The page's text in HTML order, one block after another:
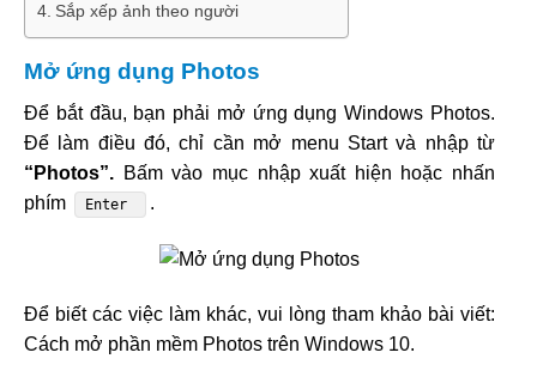
Sắp xếp ảnh theo người
Mở ứng dụng Photos
Để bắt đầu, bạn phải mở ứng dụng Windows Photos.
Để làm điều đó, chỉ cần mở menu Start và nhập từ
“Photos”. Bấm vào mục nhập xuất hiện hoặc nhấn
phím
Enter .
Để biết các việc làm khác, vui lòng tham khảo bài viết:
Cách mở phần mềm Photos trên Windows 10.